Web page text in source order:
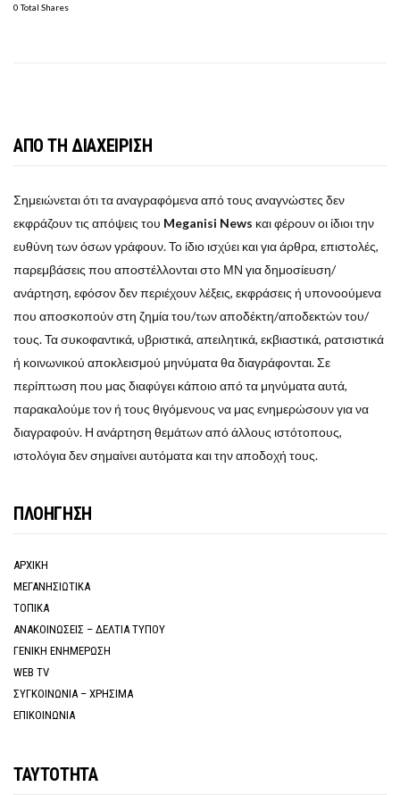
0 Total Shares
ΑΠΟ ΤΗ ΔΙΑΧΕΙΡΙΣΗ
Σημειώνεται ότι τα αναγραφόμενα από τους αναγνώστες δεν
εκφράζουν τις απόψεις του Meganisi News και φέρουν οι ίδιοι την
ευθύνη των όσων γράφουν. Το ίδιο ισχύει και για άρθρα, επιστολές,
παρεμβάσεις που αποστέλλονται στο ΜΝ για δημοσίευση/
ανάρτηση, εφόσον δεν περιέχουν λέξεις, εκφράσεις ή υπονοούμενα
που αποσκοπούν στη ζημία του/των αποδέκτη/αποδεκτών του/
τους. Τα συκοφαντικά, υβριστικά, απειλητικά, εκβιαστικά, ρατσιστικά
ή κοινωνικού αποκλεισμού μηνύματα θα διαγράφονται. Σε
περίπτωση που μας διαφύγει κάποιο από τα μηνύματα αυτά,
παρακαλούμε τον ή τους θιγόμενους να μας ενημερώσουν για να
διαγραφούν. Η ανάρτηση θεμάτων από άλλους ιστότοπους,
ιστολόγια δεν σημαίνει αυτόματα και την αποδοχή τους.
ΠΛΟΗΓΗΣΗ
ΑΡΧΙΚΗ
ΜΕΓΑΝΗΣΙΩΤΙΚΑ
ΤΟΠΙΚΑ
ΑΝΑΚΟΙΝΩΣΕΙΣ – ΔΕΛΤΙΑ ΤΥΠΟΥ
ΓΕΝΙΚΗ ΕΝΗΜΕΡΩΣΗ
WEB TV
ΣΥΓΚΟΙΝΩΝΙΑ – ΧΡΗΣΙΜΑ
ΕΠΙΚΟΙΝΩΝΙΑ
ΤΑΥΤΟΤΗΤΑ